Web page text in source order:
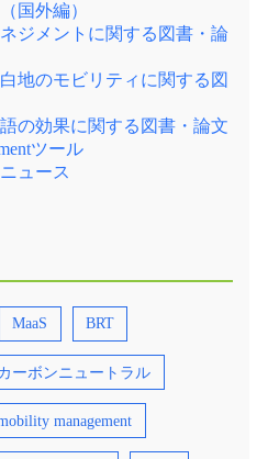
国外編）
ジメントに関する図書・論
地のモビリティに関する図
の効果に関する図書・論文
ツール
ュース
MaaS BRT
ーボンニュートラル
management